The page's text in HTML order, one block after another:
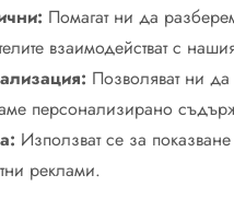
Помагат ни да
взаимодействат с
Позволяват ни да
персонализирано
Използват се за
реклами.